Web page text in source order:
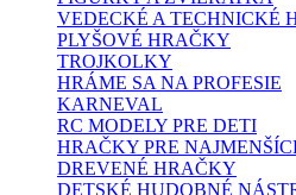
VEDECKÉ A TECHNICKÉ
PLYŠOVÉ HRAČKY
TROJKOLKY
HRÁME SA NA PROFESIE
KARNEVAL
RC MODELY PRE DETI
HRAČKY PRE
DREVENÉ HRAČKY
DETSKÉ HUDOBNÉ